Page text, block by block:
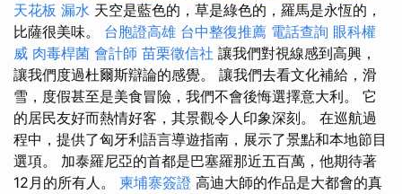
天花板 漏水 天空是藍色的，草是綠色的，羅馬是永恆的，
比薩很美味。 台胞證高雄 台中整復推薦 電話查詢 眼科權
威 肉毒桿菌 會計師 苗栗徵信社 讓我們對視線感到高興，
讓我們度過杜爾斯辯論的感覺。 讓我們去看文化補給，滑
雪，度假甚至是美食冒險，我們不會後悔選擇意大利。 它
的居民友好而熱情好客，其景觀令人印象深刻。 在巡航過
程中，提供了匈牙利語言導遊指南，展示了景點和本地節目
選項。 加泰羅尼亞的首都是巴塞羅那近五百萬，他期待著
12月的所有人。 柬埔寨簽證 高迪大師的作品是大都會的真